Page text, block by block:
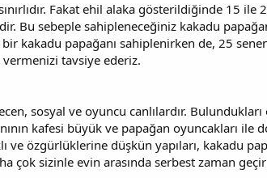
Fakat ehil alaka gösterildiğinde 15
Bu sebeple sahipleneceğiniz kakadu
bir kakadu papağanı sahiplenirken de, 25
tavsiye ederiz.
sosyal ve oyuncu canlılardır.
kafesi büyük ve papağan oyuncakları ile
özgürlüklerine düşkün yapıları, kakadu
çok sizinle evin arasında serbest zaman